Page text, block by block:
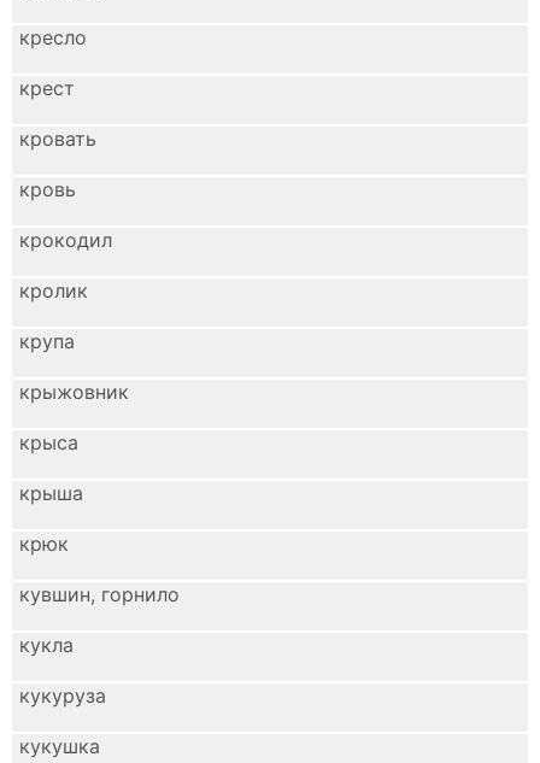
кресло
крест
кровать
кровь
крокодил
кролик
крупа
крыжовник
крыса
крыша
крюк
кувшин, горнило
кукла
кукуруза
кукушка